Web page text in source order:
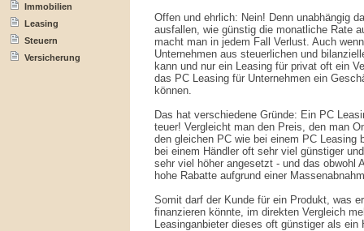
Offen und ehrlich: Nein! Denn unabhängig
ausfallen, wie günstig die monatliche Rate
macht man in jedem Fall Verlust. Auch
Unternehmen aus steuerlichen und
kann und nur ein Leasing für privat oft ein
das PC Leasing für Unternehmen ein
können.
Das hat verschiedene Gründe: Ein PC
teuer! Vergleicht man den Preis, den man
den gleichen PC wie bei einem PC Leasing
bei einem Händler oft sehr viel günstiger
sehr viel höher angesetzt - und das obwohl
hohe Rabatte aufgrund einer
Somit darf der Kunde für ein Produkt, was
finanzieren könnte, im direkten Vergleich
Leasinganbieter dieses oft günstiger als ein
Immobilien
Leasing
Steuern
Versicherung